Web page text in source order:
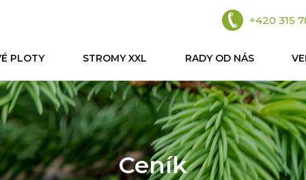
PLOTY STROMY XXL RADY OD NÁS
+420 315
Ceník